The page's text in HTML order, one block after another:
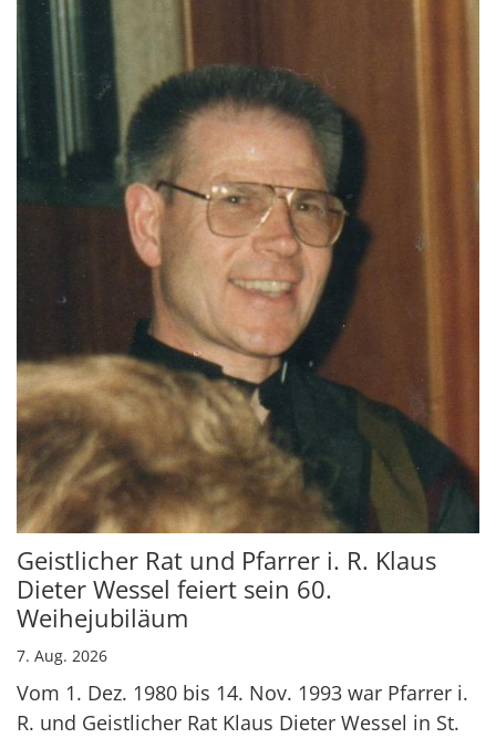
Geistlicher Rat und Pfarrer i. R. Klaus
Dieter Wessel feiert sein 60.
Weihejubiläum
7. Aug. 2026
Vom 1. Dez. 1980 bis 14. Nov. 1993 war Pfarrer i.
R. und Geistlicher Rat Klaus Dieter Wessel in St.